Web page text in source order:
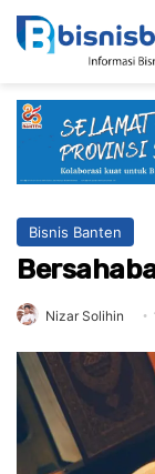
Bisnis Banten
Nizar Solihin